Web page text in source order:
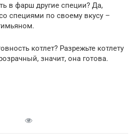
в фарш другие специи? Да,
специями по своему вкусу –
котлет? Разрежьте котлету
значит, она готова.